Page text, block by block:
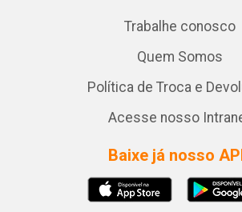
Trabalhe conosco
Quem Somos
Política de Troca e
Acesse nosso
Baixe já nosso